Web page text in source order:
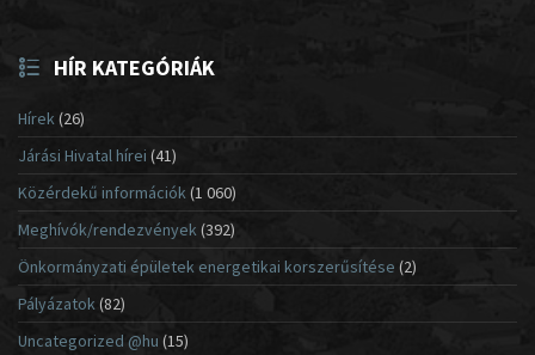
HÍR KATEGÓRIÁK
Hírek(26)
Járási Hivatal hírei (41)
Közérdekű információk(1 060)
Meghívók/rendezvények (392)
Önkormányzati épületek energetikai korszerűsítése (2)
Pályázatok (82)
Uncategorized @hu (15)